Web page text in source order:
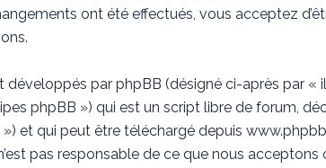
ont été effectués, vous acceptez
développés par phpBB (désigné ci-après par «
phpBB ») qui est un script libre de forum,
») et qui peut être téléchargé depuis
pas responsable de ce que nous